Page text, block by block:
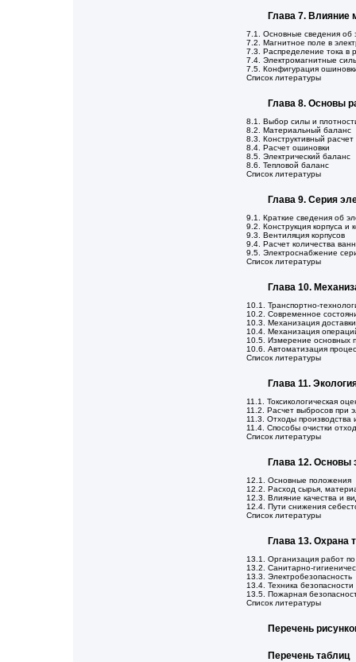
Глава 7. Влияние
7.1. Основные сведения об
7.2. Магнитное поле в
7.3. Распределение тока в
7.4. Электромагнитные
7.5. Конфигурация
Список литературы
Глава 8. Основы
8.1. Выбор силы и
8.2. Материальный баланс
8.3. Конструктивный расчет
8.4. Расчет ошиновки
8.5. Электрический баланс
8.6. Тепловой баланс
Список литературы
Глава 9. Серия
9.1. Краткие сведения об
9.2. Конструкция корпуса и
9.3. Вентиляция корпусов
9.4. Расчет количества
9.5. Электроснабжение
Список литературы
Глава 10.
10.1. Транспортно-
10.2. Современное
10.3. Механизация
10.4. Механизация
10.5. Измерение основных
10.6. Автоматизация
Список литературы
Глава 11.
11.1. Токсикологическая
11.2. Расчет выбросов при
11.3. Отходы производства
11.4. Способы очистки
Список литературы
Глава 12. Основы
12.1. Основные положения
12.2. Расход сырья,
12.3. Влияние качества и
12.4. Пути снижения
Список литературы
Глава 13. Охрана
13.1. Организация работ
13.2. Санитарно-
13.3. Электробезопасность
13.4. Техника
13.5. Пожарная
Список литературы
Перечень
Перечень таблиц